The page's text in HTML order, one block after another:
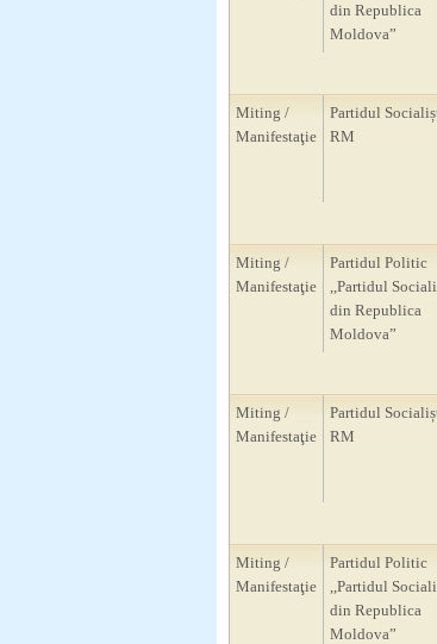
din Republica
Moldova”
Miting /
Manifestaţie
Partidul
RM
Miting /
Manifestaţie
Partidul Politic
,,Partidul
din Republica
Moldova”
Miting /
Manifestaţie
Partidul
RM
Miting /
Manifestaţie
Partidul Politic
,,Partidul
din Republica
Moldova”